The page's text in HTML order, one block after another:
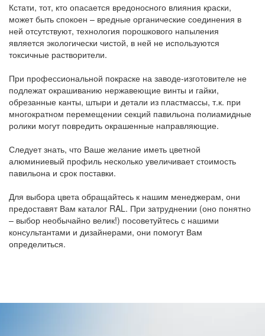
Кстати, тот, кто опасается вредоносного влияния краски,
может быть спокоен – вредные органические соединения в
ней отсутствуют, технология порошкового напыления
является экологически чистой, в ней не используются
токсичные растворители.
При профессиональной покраске на заводе-изготовителе не
подлежат окрашиванию нержавеющие винты и гайки,
обрезанные канты, штыри и детали из пластмассы, т.к. при
многократном перемещении секций павильона полиамидные
ролики могут повредить окрашенные направляющие.
Следует знать, что Ваше желание иметь цветной
алюминиевый профиль несколько увеличивает стоимость
павильона и срок поставки.
Для выбора цвета обращайтесь к нашим менеджерам, они
предоставят Вам каталог RAL. При затруднении (оно понятно
– выбор необычайно велик!) посоветуйтесь с нашими
консультантами и дизайнерами, они помогут Вам
определиться.